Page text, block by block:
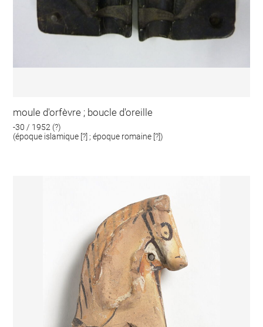
moule d'orfèvre ; boucle d'oreille
-30 / 1952 (?)
(époque islamique [?] ; époque romaine [?])